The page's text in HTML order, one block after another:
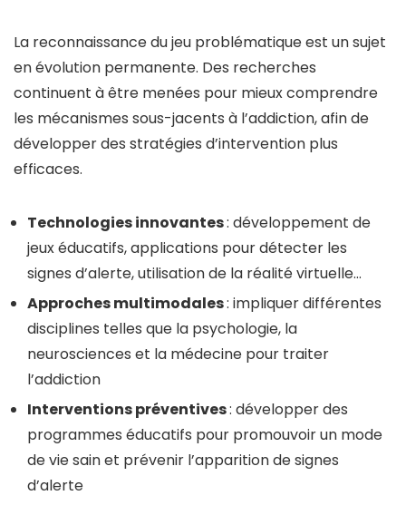
La reconnaissance du jeu problématique est un sujet
en évolution permanente. Des recherches
continuent à être menées pour mieux comprendre
les mécanismes sous-jacents à l’addiction, afin de
développer des stratégies d’intervention plus
efficaces.
Technologies innovantes: développement de
jeux éducatifs, applications pour détecter les
signes d’alerte, utilisation de la réalité virtuelle…
Approches multimodales: impliquer différentes
disciplines telles que la psychologie, la
neurosciences et la médecine pour traiter
l’addiction
Interventions préventives: développer des
programmes éducatifs pour promouvoir un mode
de vie sain et prévenir l’apparition de signes
d’alerte